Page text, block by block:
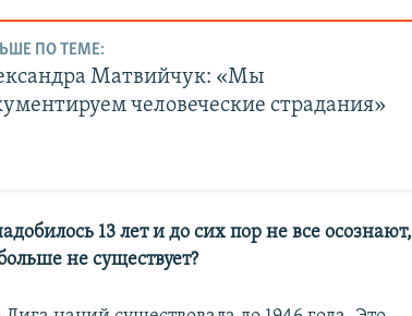
ПО ТЕМЕ:
Матвийчук: «Мы
человеческие страдания»
13 лет и до сих пор не все осознают,
не существует?